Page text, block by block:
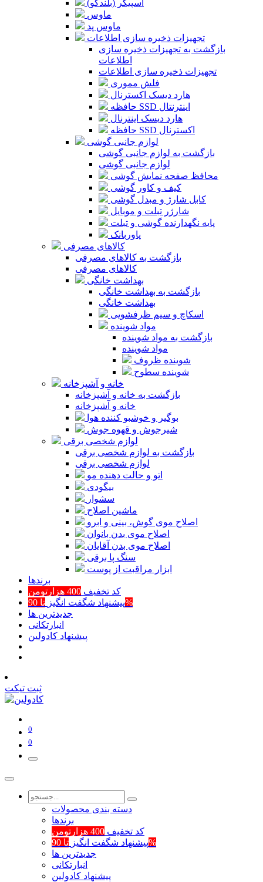
اسپیکر (بلندگو)
ماوس
ماوس پد
تجهیزات ذخیره سازی اطلاعات
بازگشت به تجهیزات ذخیره سازی
اطلاعات
تجهیزات ذخیره سازی اطلاعات
فلش مموری
هارد دیسک اکسترنال
حافظه SSD اینترنتال
هارد دیسک اینترنال
حافظه SSD اکسترنال
لوازم جانبی گوشی
بازگشت به لوازم جانبی گوشی
لوازم جانبی گوشی
محافظ صفحه نمایش گوشی
کیف و کاور گوشی
کابل شارژ و مبدل گوشی
شارژر تبلت و موبایل
پایه نگهدارنده گوشی و تبلت
پاوربانک
کالاهای مصرفی
بازگشت به کالاهای مصرفی
کالاهای مصرفی
بهداشت خانگی
بازگشت به بهداشت خانگی
بهداشت خانگی
اسکاچ و سیم ظرفشویی
مواد شوینده
بازگشت به مواد شوینده
مواد شوینده
شوینده ظروف
شوینده سطوح
خانه و آشپزخانه
بازگشت به خانه و آشپزخانه
خانه و آشپزخانه
بوگیر و خوشبو کننده هوا
شیرجوش و قهوه جوش
لوازم شخصی برقی
بازگشت به لوازم شخصی برقی
لوازم شخصی برقی
اتو و حالت دهنده مو
بیگودی
سشوار
ماشین اصلاح
اصلاح موی گوش، بینی و ابرو
اصلاح موی بدن بانوان
اصلاح موی بدن آقایان
سنگ پا برقی
ابزار مراقبت از پوست
برند‌ها
کد تخفیف 400 هزارتومن
پیشنهاد شگفت انگیزتا 90%
جدیدترین ها
انبارتکانی
پیشنهاد کادولین
ثبت تیکت
0
0
دسته بندی محصولات
برند‌ها
کد تخفیف 400 هزارتومن
پیشنهاد شگفت انگیزتا 90%
جدیدترین ها
انبارتکانی
پیشنهاد کادولین